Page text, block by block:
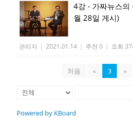
4강 - 가짜뉴스의
월 28일 게시)
관리자 | 2021.01.14 | 추천 0 | 조회
처음 « 3 »
Powered by KBoard